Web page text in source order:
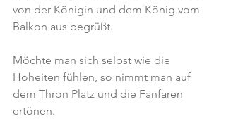
von der Königin und dem König vom
Balkon aus begrüßt.
Möchte man sich selbst wie die
Hoheiten fühlen, so nimmt man auf
dem Thron Platz und die Fanfaren
ertönen.